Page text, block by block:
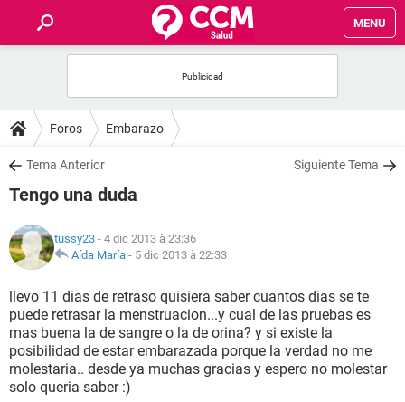
MENU
FORUMS
SALUD
FAMILIA
NUTRICIÓN
BIENESTAR
SEXUALIDAD
GLOSARIO
Foros Embarazo
Tema Anterior Siguiente Tema
Tengo una duda
tussy23 - 4 dic 2013 à 23:36
Aída María - 5 dic 2013 à 22:33
llevo 11 dias de retraso quisiera saber cuantos dias se te
puede retrasar la menstruacion...y cual de las pruebas es
mas buena la de sangre o la de orina? y si existe la
posibilidad de estar embarazada porque la verdad no me
molestaria.. desde ya muchas gracias y espero no molestar
solo queria saber :)